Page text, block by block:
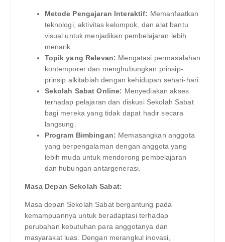
Metode Pengajaran Interaktif: Memanfaatkan
teknologi, aktivitas kelompok, dan alat bantu
visual untuk menjadikan pembelajaran lebih
menarik.
Topik yang Relevan: Mengatasi permasalahan
kontemporer dan menghubungkan prinsip-
prinsip alkitabiah dengan kehidupan sehari-hari.
Sekolah Sabat Online: Menyediakan akses
terhadap pelajaran dan diskusi Sekolah Sabat
bagi mereka yang tidak dapat hadir secara
langsung.
Program Bimbingan: Memasangkan anggota
yang berpengalaman dengan anggota yang
lebih muda untuk mendorong pembelajaran
dan hubungan antargenerasi.
Masa Depan Sekolah Sabat:
Masa depan Sekolah Sabat bergantung pada
kemampuannya untuk beradaptasi terhadap
perubahan kebutuhan para anggotanya dan
masyarakat luas. Dengan merangkul inovasi,